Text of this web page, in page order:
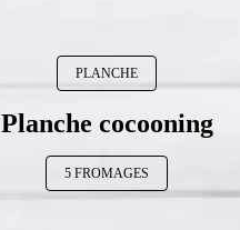
PLANCHE
Planche cocooning
5 FROMAGES